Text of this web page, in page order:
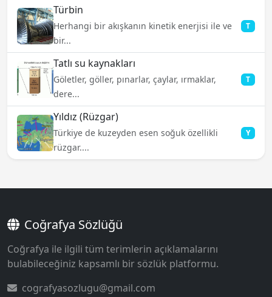
Türbin
Herhangi bir akışkanın kinetik enerjisi ile ve
bir...
T
Tatlı su kaynakları
Göletler, göller, pınarlar, çaylar, ırmaklar,
dere...
T
Yıldız (Rüzgar)
Türkiye de kuzeyden esen soğuk özellikli
rüzgar....
Y
Coğrafya Sözlüğü
Coğrafya ile ilgili tüm terimlerin açıklamalarını
bulabileceğiniz kapsamlı bir sözlük platformu.
cografyasozlugu@gmail.com